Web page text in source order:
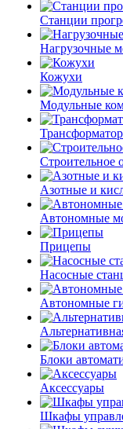
Станции
Нагрузочные
Кожухи
Модульные
Строительное
Азотные и
Автономные
Прицепы
Насосные
Автономные
Блоки
Аксессуары
Шкафы